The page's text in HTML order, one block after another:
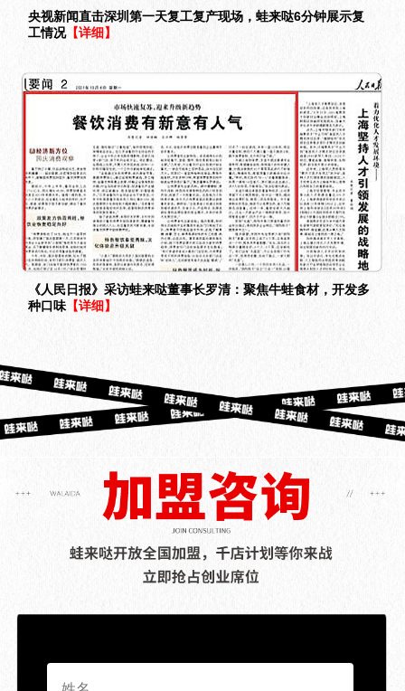
央视新闻直击深圳第一天复工复产现场，蛙来哒6分钟展示复
工情况【详细】
《人民日报》采访蛙来哒董事长罗清：聚焦牛蛙食材，开发多
种口味 【详细】